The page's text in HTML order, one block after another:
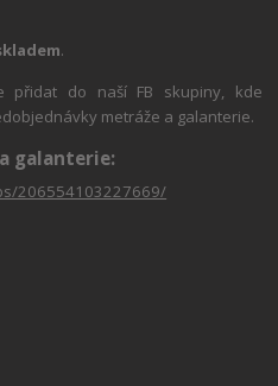
.
přidat do naší FB skupiny, kde
metráže a galanterie.
galanterie:
206554103227669/